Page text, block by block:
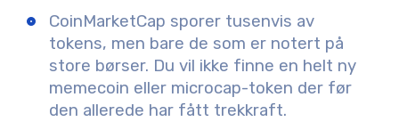
CoinMarketCap sporer tusenvis av
tokens, men bare de som er notert på
store børser. Du vil ikke finne en helt ny
memecoin eller microcap-token der før
den allerede har fått trekkraft.